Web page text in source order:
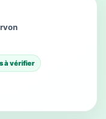
à vérifier